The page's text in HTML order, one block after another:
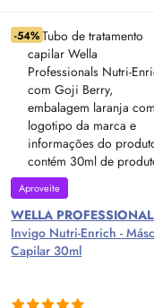
-54%
Aproveite
WELLA
Invigo Nutri-Enrich -
Capilar 30ml